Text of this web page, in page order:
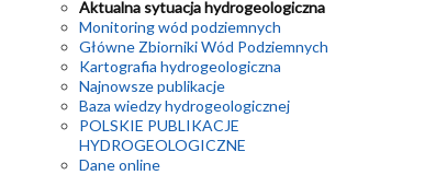
Aktualna sytuacja hydrogeologiczna
Monitoring wód podziemnych
Główne Zbiorniki Wód Podziemnych
Kartografia hydrogeologiczna
Najnowsze publikacje
Baza wiedzy hydrogeologicznej
POLSKIE PUBLIKACJE
HYDROGEOLOGICZNE
Dane online